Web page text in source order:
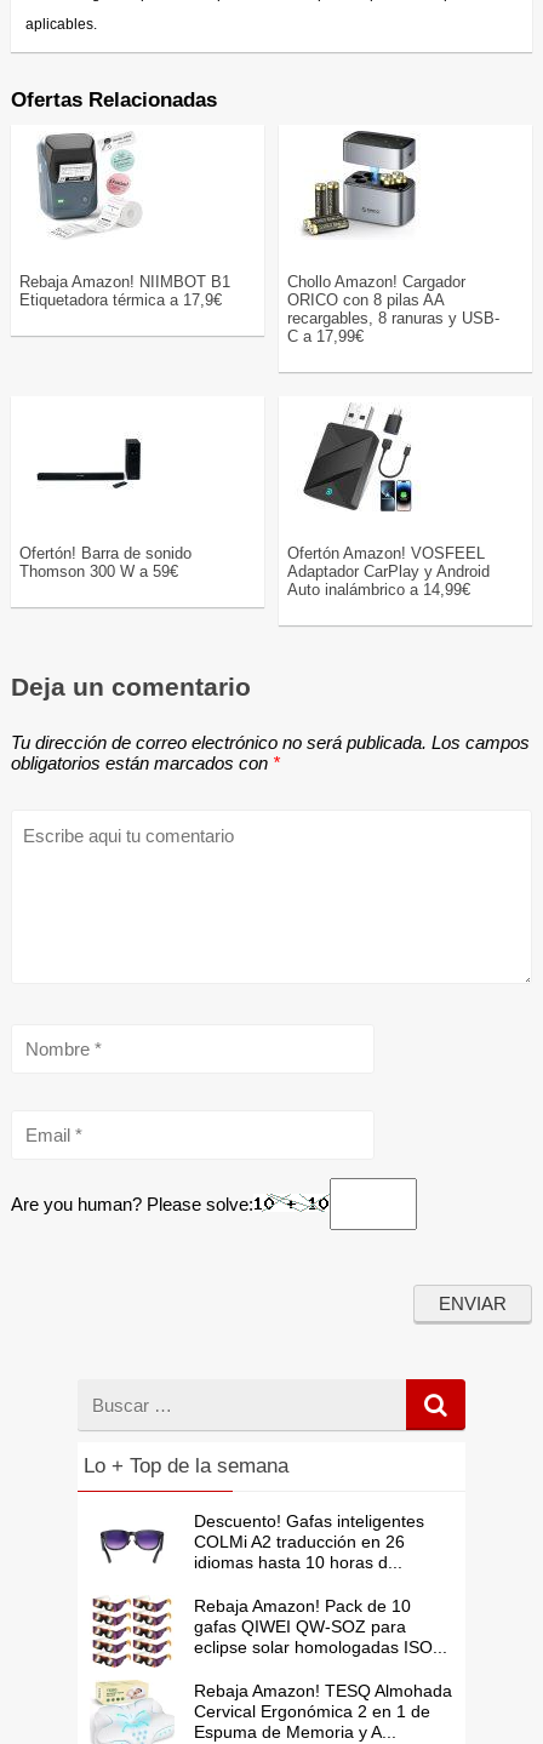
aplicables.
Ofertas Relacionadas
Rebaja Amazon! NIIMBOT B1
Etiquetadora térmica a 17,9€
Chollo Amazon! Cargador
ORICO con 8 pilas AA
recargables, 8 ranuras y USB-
C a 17,99€
Ofertón! Barra de sonido
Thomson 300 W a 59€
Ofertón Amazon! VOSFEEL
Adaptador CarPlay y Android
Auto inalámbrico a 14,99€
Deja un comentario
Tu dirección de correo electrónico no será publicada. Los campos
obligatorios están marcados con *
Are you human? Please solve:
por
Lo + Top de la semana
Descuento! Gafas inteligentes
COLMi A2 traducción en 26
idiomas hasta 10 horas d...
Rebaja Amazon! Pack de 10
gafas QIWEI QW-SOZ para
eclipse solar homologadas ISO...
Rebaja Amazon! TESQ Almohada
Cervical Ergonómica 2 en 1 de
Espuma de Memoria y A...